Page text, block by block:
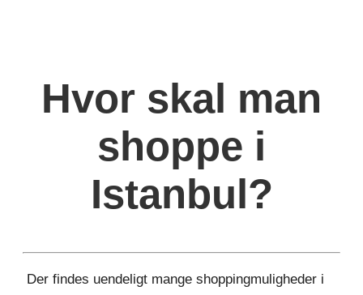
Hvor skal man
shoppe i
Istanbul?
Der findes uendeligt mange shoppingmuligheder i